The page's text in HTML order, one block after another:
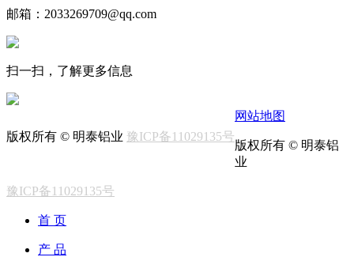
邮箱：2033269709@qq.com
扫一扫，了解更多信息
版权所有 © 明泰铝业 豫ICP备11029135号
网站地图
版权所有 © 明泰铝
业
豫ICP备11029135号
首 页
产 品